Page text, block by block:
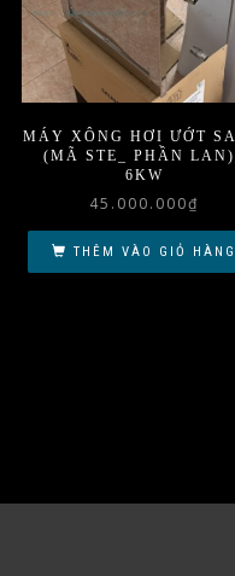
MÁY XÔNG HƠI ƯỚT
(MÃ STE_ PHẦN LAN)_
6KW
45.000.000₫
THÊM VÀO GIỎ HÀNG